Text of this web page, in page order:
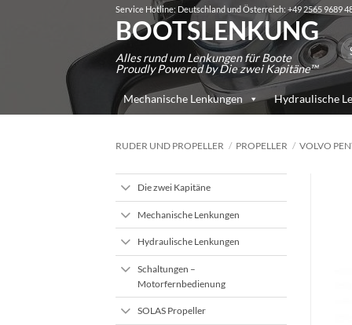
Service Hotline: Deutschland und Österreich: +49 2565 9689
BOOTSLENKUNG
Alles rund um Lenkungen für Boote
Proudly Powered by Die zwei Kapitäne™
Mechanische Lenkungen Hydraulische
RUDER UND PROPELLER / PROPELLER / VOLVO
Die zwei Kapitäne
Mechanische Lenkungen
Hydraulische Lenkungen
Schaltungen –
Motorfernbedienung
SOLAS Propeller